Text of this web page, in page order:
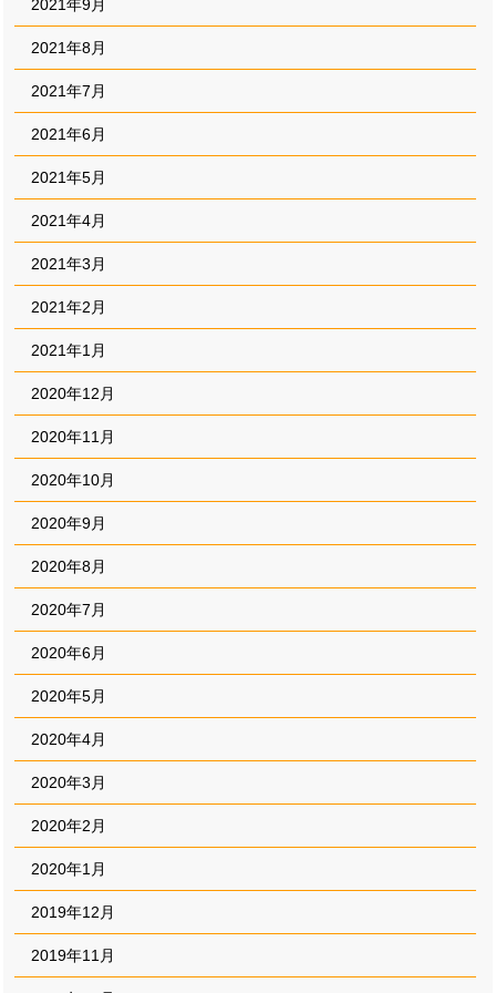
2021年9月
2021年8月
2021年7月
2021年6月
2021年5月
2021年4月
2021年3月
2021年2月
2021年1月
2020年12月
2020年11月
2020年10月
2020年9月
2020年8月
2020年7月
2020年6月
2020年5月
2020年4月
2020年3月
2020年2月
2020年1月
2019年12月
2019年11月